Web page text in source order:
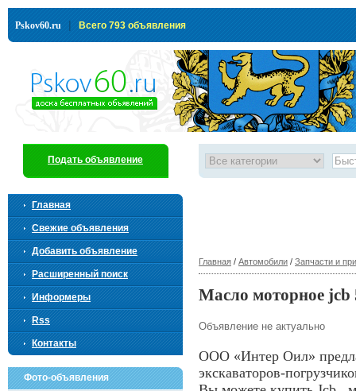
Pskov60.ru | Всего 793 объявления
Главная / Автомобили / Запчасти и
Масло моторное jcb
Объявление не актуально
ООО «Интер Оил»
экскаваторов-
Подать объявление
Главная
Свежие объявления
Добавить объявление
Расширенный поиск
Информеры
Rss
Контакты
Фото-объявления